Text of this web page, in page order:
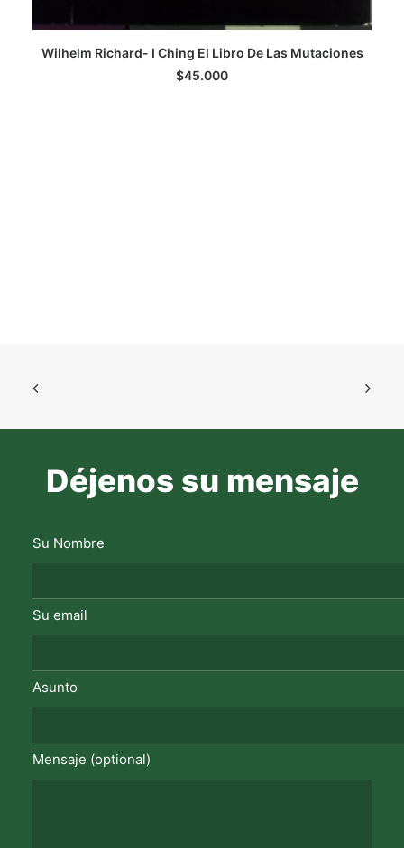
Wilhelm Richard- I Ching El Libro De Las Mutaciones
$45.000
Déjenos su mensaje
Su Nombre
Su email
Asunto
Mensaje (optional)